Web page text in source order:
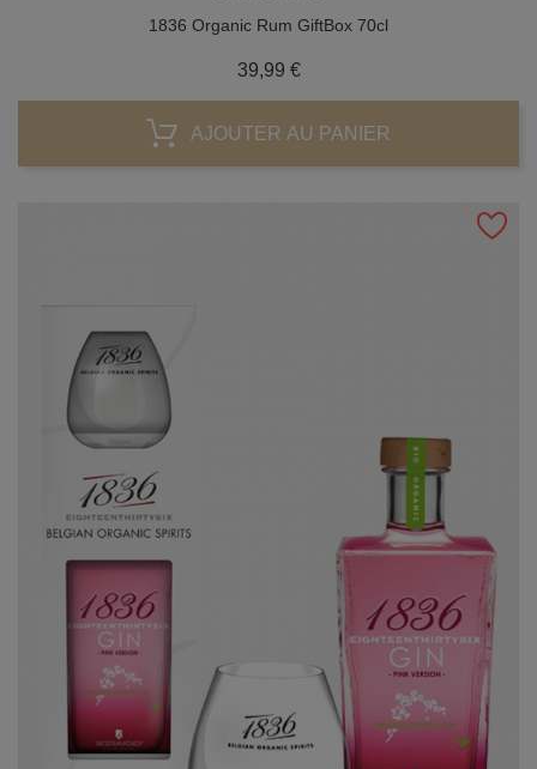
1836 Organic Rum GiftBox 70cl
39,99 €Prix
AJOUTER AU PANIER